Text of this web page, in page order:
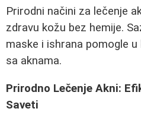
Prirodni načini za lečenje
zdravu kožu bez hemije.
maske i ishrana pomogle
sa aknama.
Prirodno Lečenje Akni:
Saveti